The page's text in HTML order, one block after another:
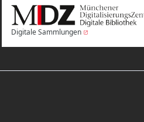
Digitale Sammlungen